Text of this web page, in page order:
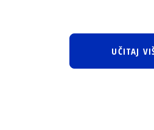
UČITAJ